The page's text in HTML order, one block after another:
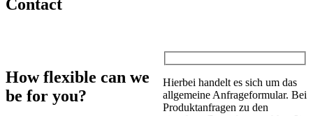
Contact
How flexible can we
be for you?
Hierbei handelt es sich um das
allgemeine Anfrageformular. Bei
Produktanfragen zu den